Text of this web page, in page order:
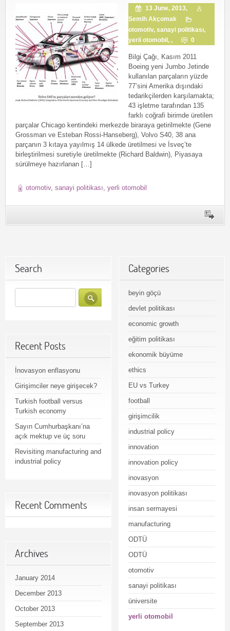
13 June, 2013,
Semih Akçomak
otomotiv, sanayi politikası,
yerli otomobil, , 0
Bilgi Çağı, Kasım 2011
Boeing yeni Jumbo Jetinde
kullanılan parçaların yüzde
77’sini Amerika dışındaki
tedarikçilerden karşılamakta;
43 işletme tarafından 135
farklı coğrafi birimde üretilen
parçalar Chicago kentindeki merkezde biraraya getirilmekte (Gene
Grossman ve Esteban Rossi-Hanseberg), Volvo S40, 38 ana
parçanın 3 kıtaya yayılmış 14 ülkede üretilmesi ve İsveç’te
birleştirilmesi suretiyle üretilmekte (Richard Baldwin), Piyasaya
sürülmeye hazırlanan […]
otomotiv, sanayi politikası yerli otomobil
Search
Recent Posts
İnovasyon enflasyonu
Girişimciler neye girişecek?
Turkish football versus
Turkish economy
Sayın Cumhurbaşkanı’na
açık mektup ve üç soru
Revisiting manufacturing and
industrial policy
Recent Comments
Archives
January 2014
December 2013
October 2013
September 2013
Categories
beyin göçü
devlet politikası
economic growth
eğitim politikası
ekonomik büyüme
ethics
EU vs Turkey
football
girişimcilik
industrial policy
innovation
innovation policy
inovasyon
inovasyon politikası
insan sermayesi
manufacturing
ODTÜ
ODTÜ
otomotiv
sanayi politikası
üniversite
yerli otomobil